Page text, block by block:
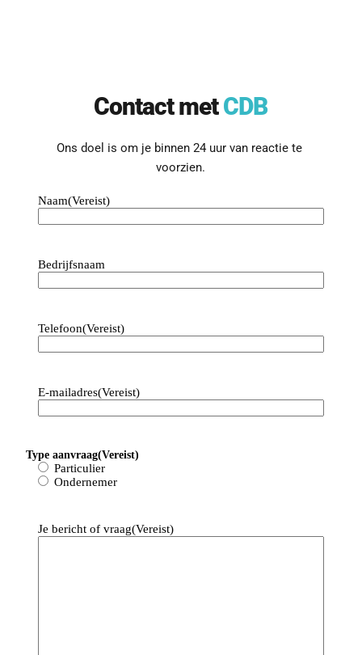
Benieuwd wat we voor jouw bedrijf
Laten we een vrijblijvend
kennismakingsgesprek inplannen.
Contact opnemen
Ons doel is om je binnen 24 uur van
[blocksy-content-block id="7258"]
Contact met CDB
Ons doel is om je binnen 24 uur van reactie te
voorzien.
Naam(Vereist)
Bedrijfsnaam
Telefoon(Vereist)
E-mailadres(Vereist)
Type aanvraag(Vereist)
Particulier
Ondernemer
Je bericht of vraag(Vereist)